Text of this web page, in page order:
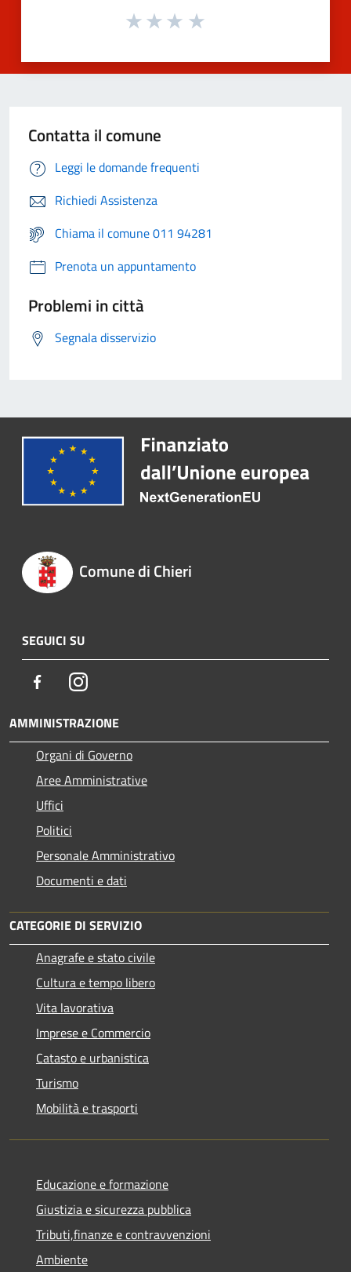
Contatta il comune
Leggi le domande frequenti
Richiedi Assistenza
Chiama il comune 011 94281
Prenota un appuntamento
Problemi in città
Segnala disservizio
Comune di Chieri
SEGUICI SU
FacebookInstagram
AMMINISTRAZIONE
Organi di Governo
Aree Amministrative
Uffici
Politici
Personale Amministrativo
Documenti e dati
CATEGORIE DI SERVIZIO
Anagrafe e stato civile
Cultura e tempo libero
Vita lavorativa
Imprese e Commercio
Catasto e urbanistica
Turismo
Mobilità e trasporti
Educazione e formazione
Giustizia e sicurezza pubblica
Tributi,finanze e contravvenzioni
Ambiente